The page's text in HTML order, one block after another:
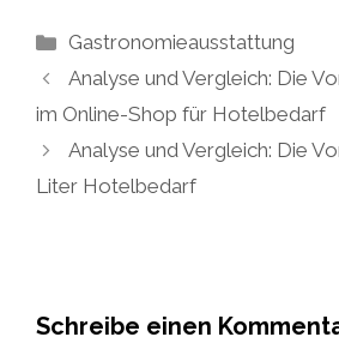
Kategorien
Gastronomieausstattung
Analyse und Vergleich: Die
im Online-Shop für Hotelbedarf
Analyse und Vergleich: Die
Liter Hotelbedarf
Schreibe einen